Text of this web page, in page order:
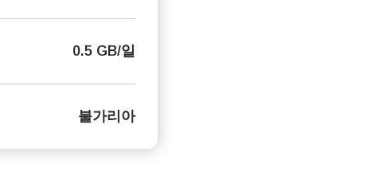
0.5 GB/일
불가리아